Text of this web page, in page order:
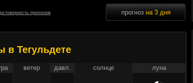
прогнозов прогноз на 3 дня
в Тегульдете
ветер давл. солнце луна